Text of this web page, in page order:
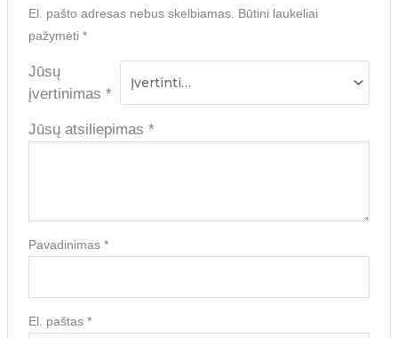
El. pašto adresas nebus skelbiamas. Būtini laukeliai
pažymėti *
Jūsų
įvertinimas *
Jūsų atsiliepimas *
Pavadinimas *
El. paštas *